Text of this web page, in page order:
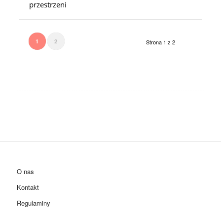
przestrzeni
Strona 1 z 2
1 2
O nas
Kontakt
Regulaminy